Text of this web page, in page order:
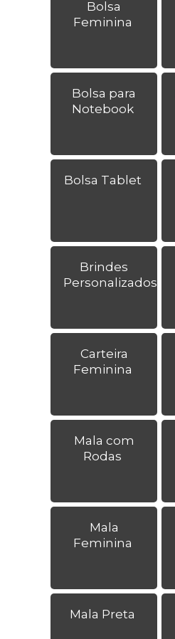
Bolsa
Feminina
Bolsa para
Notebook
Bolsa Tablet
Brindes
Personalizados
Carteira
Feminina
Mala com
Rodas
Mala
Feminina
Mala Preta